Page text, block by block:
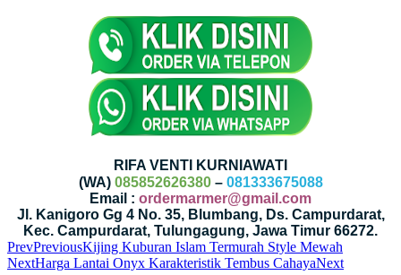
RIFA VENTI KURNIAWATI
(WA) 085852626380– 081333675088
Email : ordermarmer@gmail.com
Jl. Kanigoro Gg 4 No. 35, Blumbang, Ds. Campurdarat,
Kec. Campurdarat, Tulungagung, Jawa Timur 66272.
PrevPreviousKijing Kuburan Islam Termurah Style Mewah
NextHarga Lantai Onyx Karakteristik Tembus CahayaNext